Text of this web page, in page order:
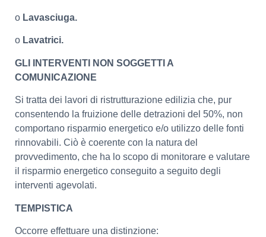
o Lavasciuga.
o Lavatrici.
GLI INTERVENTI NON SOGGETTI A
COMUNICAZIONE
Si tratta dei lavori di ristrutturazione edilizia che, pur
consentendo la fruizione delle detrazioni del 50%, non
comportano risparmio energetico e/o utilizzo delle fonti
rinnovabili. Ciò è coerente con la natura del
provvedimento, che ha lo scopo di monitorare e valutare
il risparmio energetico conseguito a seguito degli
interventi agevolati.
TEMPISTICA
Occorre effettuare una distinzione: